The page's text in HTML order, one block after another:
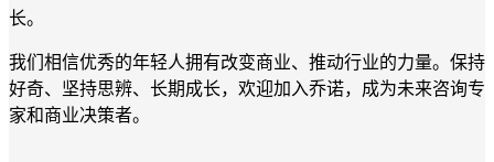
长。
我们相信优秀的年轻人拥有改变商业、推动行业的力量。保持
好奇、坚持思辨、长期成长，欢迎加入乔诺，成为未来咨询专
家和商业决策者。